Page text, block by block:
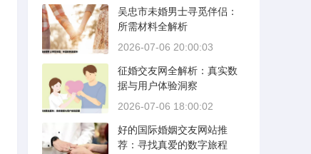
吴忠市未婚男士寻觅伴侣：
所需材料全解析
2026-07-06 20:00:03
征婚交友网全解析：真实数
据与用户体验洞察
2026-07-06 18:00:02
好的国际婚姻交友网站推
荐：寻找真爱的数字旅程